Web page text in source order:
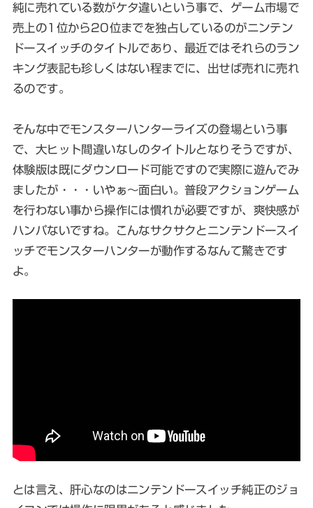
純に売れている数がケタ違いという事で、ゲーム市場で
売上の1位から20位までを独占しているのがニンテン
ドースイッチのタイトルであり、最近ではそれらのラン
キング表記も珍しくはない程までに、出せば売れに売れ
るのです。
そんな中でモンスターハンターライズの登場という事
で、大ヒット間違いなしのタイトルとなりそうですが、
体験版は既にダウンロード可能ですので実際に遊んでみ
ましたが・・・いやぁ〜面白い。普段アクションゲーム
を行わない事から操作には慣れが必要ですが、爽快感が
ハンパないですね。こんなサクサクとニンテンドースイ
ッチでモンスターハンターが動作するなんて驚きです
よ。
とは言え、肝心なのはニンテンドースイッチ純正のジョ